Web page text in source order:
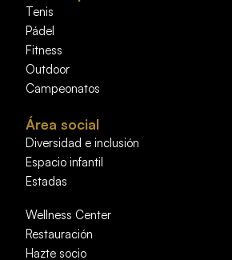
Tenis
Pádel
Fitness
Outdoor
Campeonatos
Área social
Diversidad e inclusión
Espacio infantil
Estadas
Wellness Center
Restauración
Hazte socio